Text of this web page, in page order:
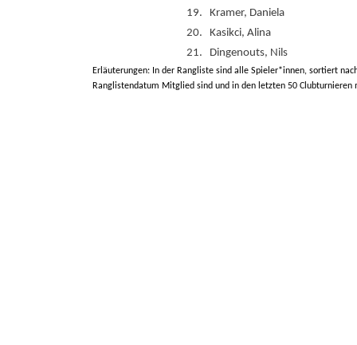
19.
Kramer, Daniela
20.
Kasikci, Alina
21.
Dingenouts, Nils
Erläuterungen: In der Rangliste sind alle Spieler*innen, sortiert
Ranglistendatum Mitglied sind und in den letzten 50 Clubturnieren